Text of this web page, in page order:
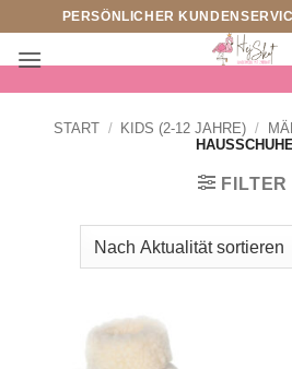
springen
PERSÖNLICHER
START / KIDS (2-12 JAHRE) /
FILTER